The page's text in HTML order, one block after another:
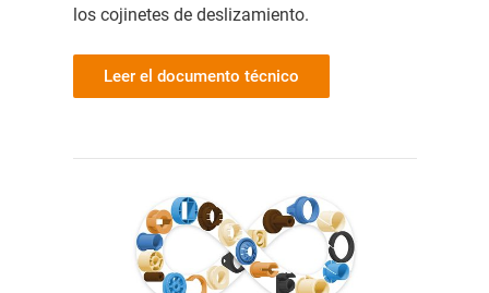
los cojinetes de deslizamiento.
Leer el documento técnico